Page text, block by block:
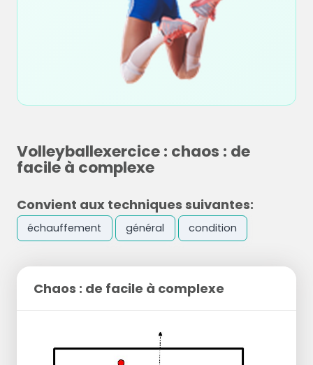
Volleyballexercice : chaos : de
facile à complexe
Convient aux techniques suivantes:
échauffement général condition
Chaos : de facile à complexe